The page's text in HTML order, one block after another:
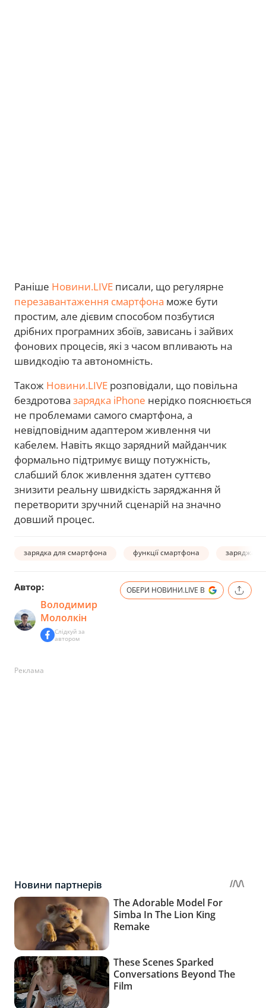
Раніше Новини.LIVE писали, що регулярне
перезавантаження смартфона може бути
простим, але дієвим способом позбутися
дрібних програмних збоїв, зависань і зайвих
фонових процесів, які з часом впливають на
швидкодію та автономність.
Також Новини.LIVE розповідали, що повільна
бездротова зарядка iPhone нерідко пояснюється
не проблемами самого смартфона, а
невідповідним адаптером живлення чи
кабелем. Навіть якщо зарядний майданчик
формально підтримує вищу потужність,
слабший блок живлення здатен суттєво
знизити реальну швидкість заряджання й
перетворити зручний сценарій на значно
довший процес.
зарядка для смартфона функції смартфона
Автор:
Володимир
Мололкін
Слідкуй за
автором
ОБЕРИ НОВИНИ.LIVE В
Реклама